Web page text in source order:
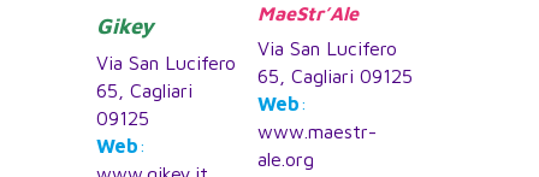
Gikey
Via San Lucifero
65, Cagliari
09125
Web:
MaeStr’Ale
Via San Lucifero
65, Cagliari 09125
Web:
www.maestr-
ale.org